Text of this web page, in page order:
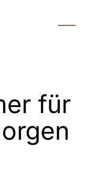
für